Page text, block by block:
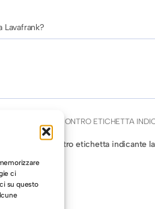
ci
su questo
PER CAPI CONTRO ETICHETTA
il mio capo contro etichetta indicante